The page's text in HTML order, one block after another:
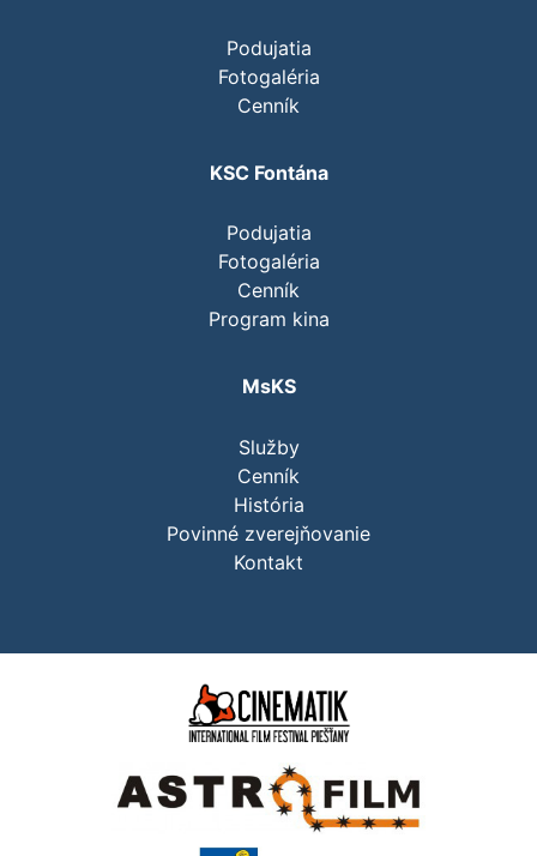
Podujatia
Fotogaléria
Cenník
KSC Fontána
Podujatia
Fotogaléria
Cenník
Program kina
MsKS
Služby
Cenník
História
Povinné zverejňovanie
Kontakt